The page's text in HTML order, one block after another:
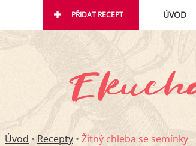
PŘIDAT RECEPT ÚVOD
Úvod • Recepty • Žitný chleba se semínky